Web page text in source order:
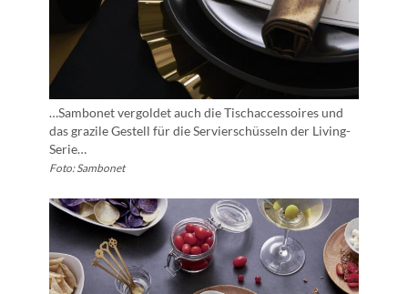
…Sambonet vergoldet auch die Tischaccessoires und
das grazile Gestell für die Servierschüsseln der Living-
Serie…
Foto: Sambonet